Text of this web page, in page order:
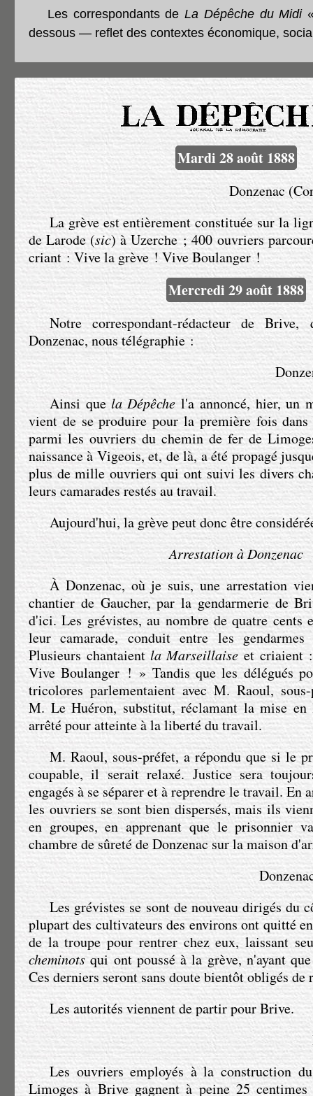
Les correspondants deLa Dépêche du Midi«
dessous — reflet des contextes économique,
Mardi 28 août 1888
Donzenac
La grève est entièrement constituée sur la
de Larode (sic) à Uzerche ; 400 ouvriers
criant : Vive la grève ! Vive Boulanger !
Mercredi 29 août 1888
Notre correspondant-rédacteur de
Donzenac, nous télégraphie :
Ainsi quela Dépêchel'a annoncé, hier, un
vient de se produire pour la première fois dans
parmi les ouvriers du chemin de fer de
naissance à Vigeois, et, de là, a été propagé
plus de mille ouvriers qui ont suivi les divers
leurs camarades restés au travail.
Aujourd'hui, la grève peut donc être
Arrestation à Donzenac
À Donzenac, où je suis, une arrestation
chantier de Gaucher, par la gendarmerie de
d'ici. Les grévistes, au nombre de quatre cents
leur camarade, conduit entre les gendarmes
Plusieurs chantaientla Marseillaise et criaient
Vive Boulanger ! » Tandis que les délégués
tricolores parlementaient avecM. Raoul,
M. Le Huéron, substitut, réclamant la mise
arrêté pour atteinte à la liberté du travail.
M. Raoul, sous-préfet, a répondu que si le
coupable, il serait relaxé. Justice sera
engagés à se séparer et à reprendre le travail. En
les ouvriers se sont bien dispersés, mais ils
en groupes, en apprenant que le prisonnier
chambre de sûreté de Donzenac sur la maison
Les grévistes se sont de nouveau dirigés du
plupart des cultivateurs des environs ont quitté
de la troupe pour rentrer chez eux, laissant
cheminotsqui ont poussé à la grève, n'ayant
Ces derniers seront sans doute bientôt obligés
Les autorités viennent de partir pour Brive.
Les ouvriers employés à la construction
Limoges à Brive gagnent à peine 25